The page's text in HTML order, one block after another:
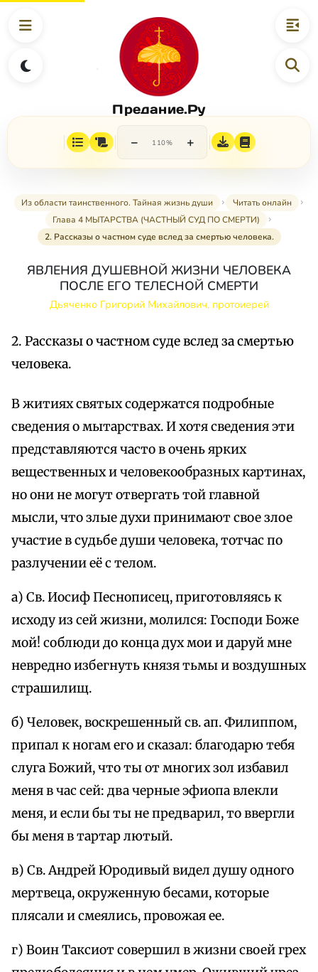
Предание.Ру
− 110% +
Из области таинственного. Тайная жизнь души
Читать онлайн
Глава 4 МЫТАРСТВА (ЧАСТНЫЙ СУД ПО СМЕРТИ)
2. Рассказы о частном суде вслед за смертью человека.
ЯВЛЕНИЯ ДУШЕВНОЙ ЖИЗНИ ЧЕЛОВЕКА
ПОСЛЕ ЕГО ТЕЛЕСНОЙ СМЕРТИ
Дьяченко Григорий Михайлович, протоиерей
2. Рассказы о частном суде вслед за смертью
человека.
В житиях святых содержатся подробные
сведения о мытарствах. И хотя сведения эти
представляются часто в очень ярких
вещественных и человекообразных картинах,
но они не могут отвергать той главной
мысли, что злые духи принимают свое злое
участие в судьбе души человека, тотчас по
разлучении её с телом.
а) Св. Иосиф Песнописец, приготовляясь к
исходу из сей жизни, молился: Господи Боже
мой! соблюди до конца дух мои и даруй мне
невредно избегнуть князя тьмы и воздушных
страшилищ.
б) Человек, воскрешенный св. ап. Филиппом,
припал к ногам его и сказал: благодарю тебя
слуга Божий, что ты от многих зол избавил
меня в час сей: два черные эфиопа влекли
меня, и если бы ты не предварил, то ввергли
бы меня в тартар лютый.
в) Св. Андрей Юродивый видел душу одного
мертвеца, окруженную бесами, которые
плясали и смеялись, провожая ее.
г) Воин Таксиот совершил в жизни своей грех